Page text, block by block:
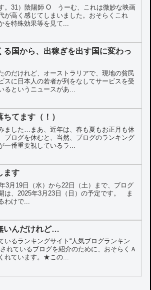
。31）陰陽師 O うーむ、これは微妙な映画
が高く感じてしまいました。おそらくこれ
を特殊効果等を見て...
る国から、出稼ぎを出す国に変わっ
のだけれど、オーストラリアで、現地の貧民
スに日本人の若者が列をなしてサービスを受
るというニュースがあ...
てます（！）
ました…まあ、近年は、春も夏もお正月も休
ブログを休むと、当然、ブログのランキング
番重要視しているラ...
ます
3月19日（水）から22日（土）まで、ブログ
は、2025年3月23日（日）の予定です。 ま
わけで...
いんだけれど…
いるランキングサイト“人気ブログランキン
れているブログを紹介のために、おそらくＡ
れています。★この...